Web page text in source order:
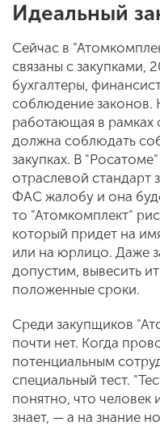
Идеальный
Сейчас в
связаны с закупками,
бухгалтеры,
соблюдение законов.
работающая в рамках
должна соблюдать
закупках. В
отраслевой стандарт
ФАС жалобу и она
то "Атомкомплект"
который придет на
или на юрлицо. Даже
допустим, вывесить
положенные сроки.
Среди закупщиков
почти нет. Когда
потенциальным
специальный тест.
понятно, что человек
знает, — а на знание